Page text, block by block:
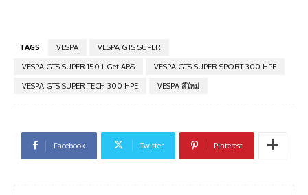
TAGS VESPA
VESPA GTS SUPER
VESPA GTS SUPER 150 i-Get ABS
VESPA GTS SUPER SPORT 300 HPE
VESPA GTS SUPER TECH 300 HPE
VESPA สีใหม่
Facebook Twitter Pinterest